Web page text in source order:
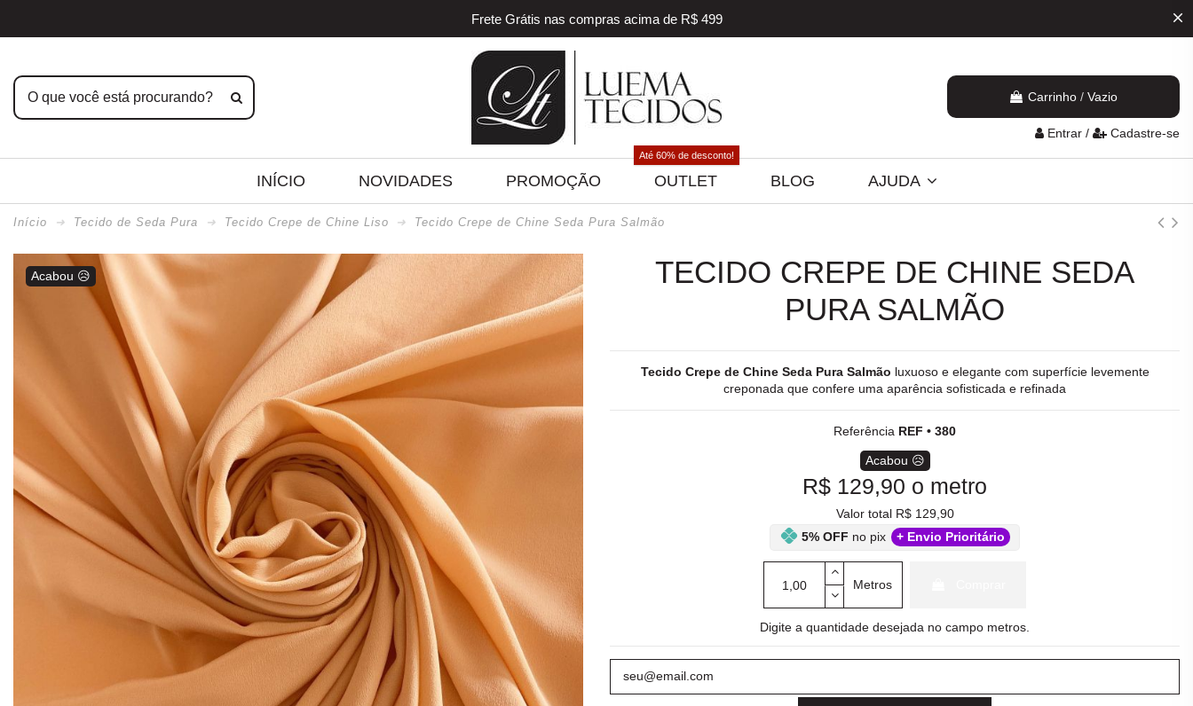
Frete Grátis nas compras acima de R$ 499
5% off na sua primeira compra! Utilize o cupom
5% de desconto para pagamento via PIX e BOLETO
Frete Grátis nas compras acima de R$ 499
Carrinho /Vazio
Entrar / Cadastre-se
INÍCIO NOVIDADES PROMOÇÃO OUTLET
Até 60% de desconto!
BLOG AJUDA
Início Tecido de Seda Pura Tecido Crepe de Chine Liso Tecido Crepe de Chine Seda Pura Salmão
Acabou 😥
TECIDO CREPE DE CHINE SEDA
PURA SALMÃO
Tecido Crepe de Chine Seda Pura Salmão luxuoso e elegante com superfície levemente
creponada que confere uma aparência sofisticada e refinada
Referência REF • 380
Acabou 😥
R$ 129,90 o metro
Valor total R$ 129,90
5% OFF no pix + Envio Prioritário
Metros
Digite a quantidade desejada no campo metros.